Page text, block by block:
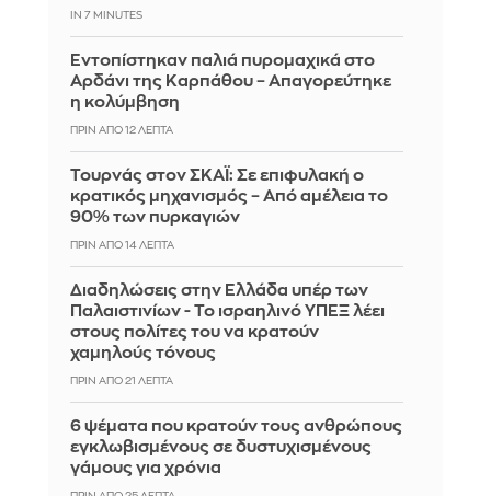
IN 7 MINUTES
Εντοπίστηκαν παλιά πυρομαχικά στο
Αρδάνι της Καρπάθου – Απαγορεύτηκε
η κολύμβηση
ΠΡΙΝ ΑΠΌ 12 ΛΕΠΤΆ
Τουρνάς στον ΣΚΑΪ: Σε επιφυλακή ο
κρατικός μηχανισμός – Από αμέλεια το
90% των πυρκαγιών
ΠΡΙΝ ΑΠΌ 14 ΛΕΠΤΆ
Διαδηλώσεις στην Ελλάδα υπέρ των
Παλαιστινίων - Το ισραηλινό ΥΠΕΞ λέει
στους πολίτες του να κρατούν
χαμηλούς τόνους
ΠΡΙΝ ΑΠΌ 21 ΛΕΠΤΆ
6 ψέματα που κρατούν τους ανθρώπους
εγκλωβισμένους σε δυστυχισμένους
γάμους για χρόνια